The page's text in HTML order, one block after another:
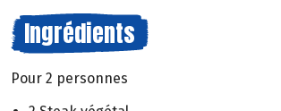
Ingrédients
Pour 2 personnes